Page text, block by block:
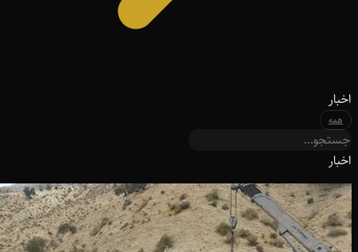
اخبار
همه
اخبار